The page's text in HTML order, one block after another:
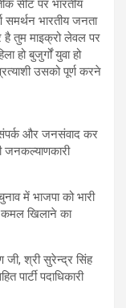
सीट पर भारतीय
समर्थन भारतीय जनता
है तुम माइक्रो लेवल पर
हो बुजुर्गों युवा हो
उसको पूर्ण करने
और जनसंवाद कर
जनकल्याणकारी
में भाजपा को भारी
कमल खिलाने का
जी, श्री सुरेन्द्र सिंह
पार्टी पदाधिकारी